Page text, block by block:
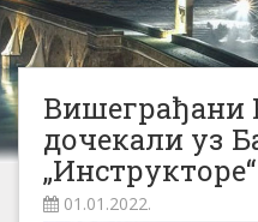
Вишеграђани
дочекали уз
„Инструкторе“
01.01.2022.